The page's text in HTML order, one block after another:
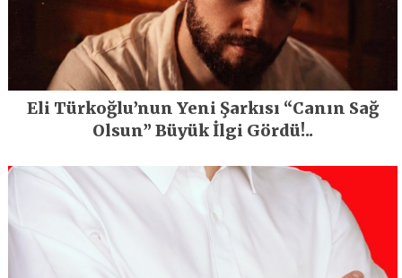
Eli Türkoğlu’nun Yeni Şarkısı “Canın Sağ
Olsun” Büyük İlgi Gördü!..